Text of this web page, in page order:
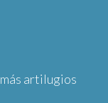
artilugios